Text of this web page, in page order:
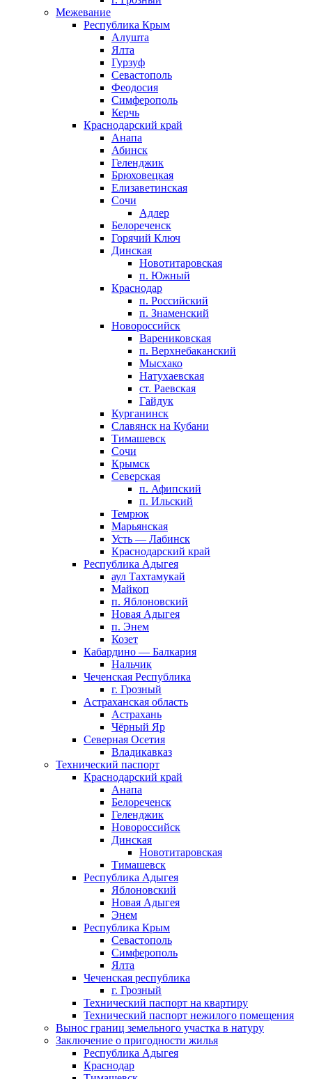
Межевание
Республика Крым
Алушта
Ялта
Гурзуф
Севастополь
Феодосия
Симферополь
Керчь
Краснодарский край
Анапа
Абинск
Геленджик
Брюховецкая
Елизаветинская
Сочи
Адлер
Белореченск
Горячий Ключ
Динская
Новотитаровская
п. Южный
Краснодар
п. Российский
п. Знаменский
Новороссийск
Варениковская
п. Верхнебаканский
Мысхако
Натухаевская
ст. Раевская
Гайдук
Курганинск
Славянск на Кубани
Тимашевск
Сочи
Крымск
Северская
п. Афипский
п. Ильский
Темрюк
Марьянская
Усть — Лабинск
Краснодарский край
Республика Адыгея
аул Тахтамукай
Майкоп
п. Яблоновский
Новая Адыгея
п. Энем
Козет
Кабардино — Балкария
Нальчик
Чеченская Республика
г. Грозный
Астраханская область
Астрахань
Чёрный Яр
Северная Осетия
Владикавказ
Технический паспорт
Краснодарский край
Анапа
Белореченск
Геленджик
Новороссийск
Динская
Новотитаровская
Тимашевск
Республика Адыгея
Яблоновский
Новая Адыгея
Энем
Республика Крым
Севастополь
Симферополь
Ялта
Чеченская республика
г. Грозный
Технический паспорт на квартиру
Технический паспорт нежилого помещения
Вынос границ земельного участка в натуру
Заключение о пригодности жилья
Республика Адыгея
Краснодар